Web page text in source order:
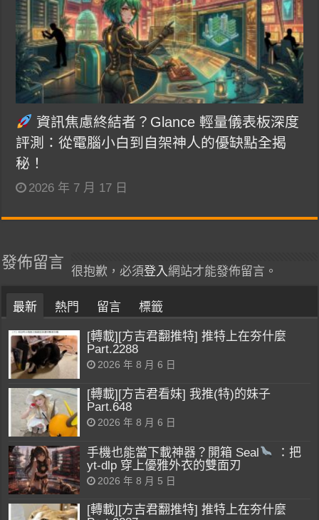
資訊焦慮終結者？Glance 輕量儀表板深度
評測：從電腦小白到自架神人的優缺點全揭
秘！
2026 年 7 月 17 日
發佈留言
很抱歉，必須登入 網站才能發佈留言。
最新 熱門 留言 標籤
[轉載][方吉君翻推特] 推特上在夯什麼
Part.2288
2026 年 8 月 6 日
[轉載][方吉君看妹] 我推(特)的妹子
Part.648
2026 年 8 月 6 日
手機也能當下載神器？開箱 Seal
：把
yt-dlp 穿上優雅外衣的雙面刃
2026 年 8 月 5 日
[轉載][方吉君翻推特] 推特上在夯什麼